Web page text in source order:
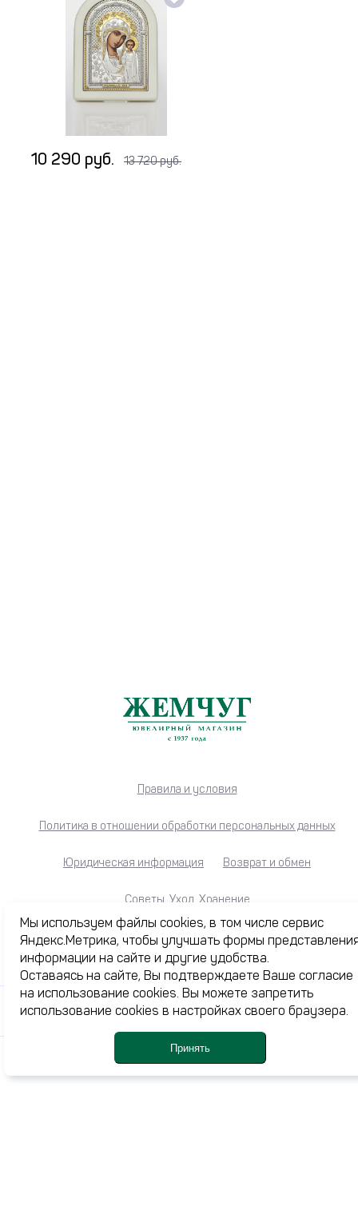
10 290 руб. 13 720 руб.
Правила и условия
Политика в отношении обработки персональных данных
Юридическая информация Возврат и обмен
Советы. Уход. Хранение
Каталог
Акции
Журнал
Мы используем файлы cookies, в том числе сервис
Яндекс.Метрика, чтобы улучшать формы
информации на сайте и другие удобства.
Оставаясь на сайте, Вы подтверждаете Ваше согласие
на использование cookies. Вы можете запретить
использование cookies в настройках своего браузера.
Принять